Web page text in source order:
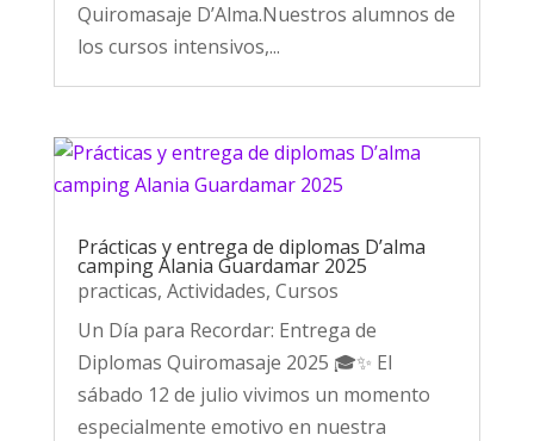
Quiromasaje D’Alma.Nuestros alumnos de
los cursos intensivos,...
Prácticas y entrega de diplomas D’alma
camping Alania Guardamar 2025
practicas, Actividades, Cursos
Un Día para Recordar: Entrega de
Diplomas Quiromasaje 2025 🎓✨ El
sábado 12 de julio vivimos un momento
especialmente emotivo en nuestra